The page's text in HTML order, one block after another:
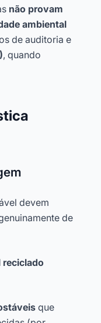
não provam
ambiental
de auditoria e
, quando
devem
de
reciclado
que